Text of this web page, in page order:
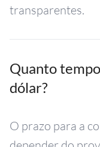
transparentes.
Quanto
dólar?
O prazo para a